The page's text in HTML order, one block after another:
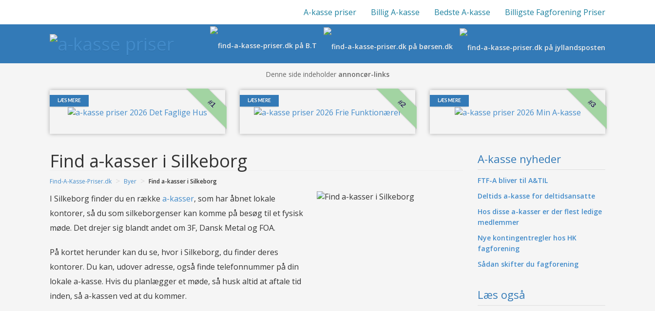
A-kasse priser Billig A-kasse Bedste A-kasse Billigste Fagforening Priser
Denne side indeholder annoncør-links
LÆS MERE #1 LÆS MERE #2 LÆS MERE #3
Find a-kasser i Silkeborg
Find-A-Kasse-Priser.dk > Byer > Find a-kasser i Silkeborg
I Silkeborg finder du en række a-kasser, som har åbnet lokale
kontorer, så du som silkeborgenser kan komme på besøg til et fysisk
møde. Det drejer sig blandt andet om 3F, Dansk Metal og FOA.
På kortet herunder kan du se, hvor i Silkeborg, du finder deres
kontorer. Du kan, udover adresse, også finde telefonnummer på din
lokale a-kasse. Hvis du planlægger et møde, så husk altid at aftale tid
inden, så a-kassen ved at du kommer.
A-kasse nyheder
FTF-A bliver til A&TIL
Deltids a-kasse for deltidsansatte
Hos disse a-kasser er der flest ledige
medlemmer
Nye kontingentregler hos HK
fagforening
Sådan skifter du fagforening
Læs også